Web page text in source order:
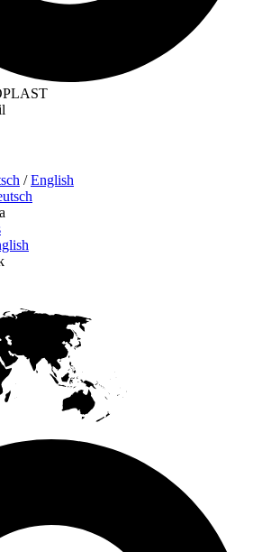
/English